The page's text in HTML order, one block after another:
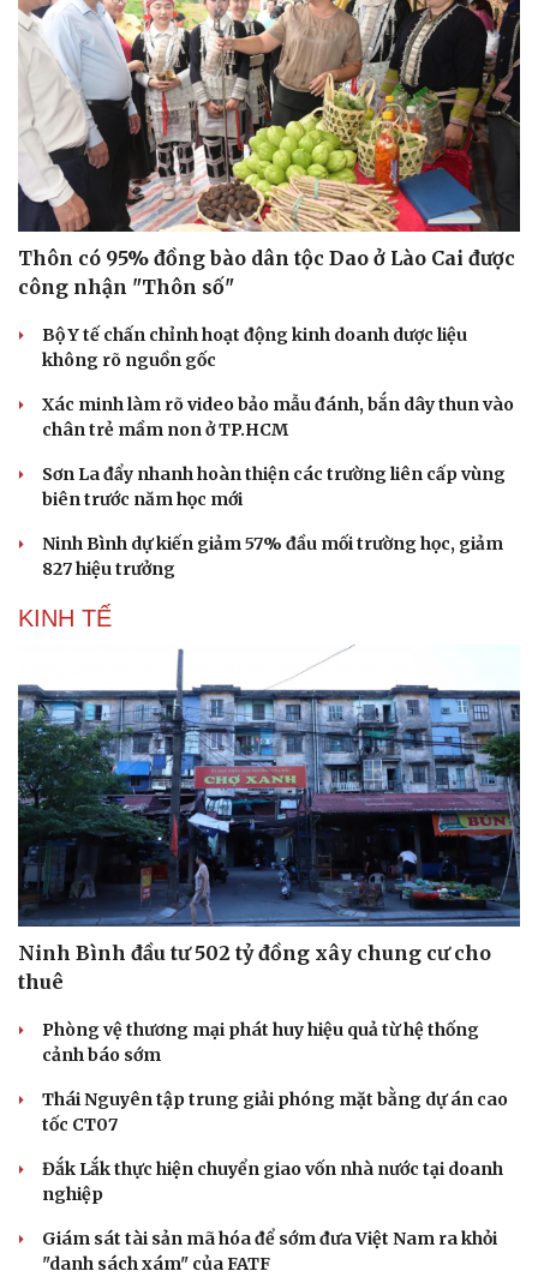
Nam khoa
Làm đẹp - giảm cân
Phòng mạch online
Ăn sạch sống khỏe
Thôn có 95% đồng bào dân tộc Dao ở Lào Cai được
công nhận "Thôn số"
Bộ Y tế chấn chỉnh hoạt động kinh doanh dược liệu
không rõ nguồn gốc
Xác minh làm rõ video bảo mẫu đánh, bắn dây thun vào
chân trẻ mầm non ở TP.HCM
Sơn La đẩy nhanh hoàn thiện các trường liên cấp vùng
biên trước năm học mới
Ninh Bình dự kiến giảm 57% đầu mối trường học, giảm
827 hiệu trưởng
KINH TẾ
Ninh Bình đầu tư 502 tỷ đồng xây chung cư cho
thuê
Phòng vệ thương mại phát huy hiệu quả từ hệ thống
cảnh báo sớm
Thái Nguyên tập trung giải phóng mặt bằng dự án cao
tốc CT07
Đắk Lắk thực hiện chuyển giao vốn nhà nước tại doanh
nghiệp
Giám sát tài sản mã hóa để sớm đưa Việt Nam ra khỏi
"danh sách xám" của FATF